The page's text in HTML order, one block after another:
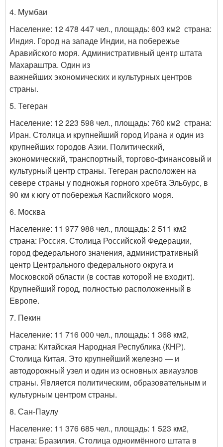
4. Мумбаи
Население: 12 478 447 чел., площадь: 603 км2 страна:
Индия. Город на западе Индии, на побережье
Аравийского моря. Административный центр штата
Махараштра. Один из
важнейшихэкономических и культурных центров
страны.
5. Тегеран
Население: 12 223 598 чел., площадь: 760 км2 страна:
Иран. Столица и крупнейший город Ирана и один из
крупнейших городов Азии. Политический,
экономический, транспортный, торгово-финансовый и
культурный центр страны. Тегеран расположен на
севере страны у подножья горного хребта Эльбурс, в
90 км к югу от побережья Каспийского моря.
6. Москва
Население: 11 977 988 чел., площадь: 2 511 км2
страна: Россия. Столица Российской Федерации,
город федерального значения, административный
центр Центрального федерального округа и
Московской области (в состав которой не входит).
Крупнейший город, полностью расположенный в
Европе.
7. Пекин
Население: 11 716 000 чел., площадь: 1 368 км2,
страна: Китайская Народная Республика (КНР).
Столица Китая. Это крупнейший железно — и
автодорожный узел и один из основных авиаузлов
страны. Является политическим, образовательным и
культурным центром страны.
8. Сан-Паулу
Население: 11 376 685 чел., площадь: 1 523 км2,
страна: Бразилия. Столица одноимённого штата в